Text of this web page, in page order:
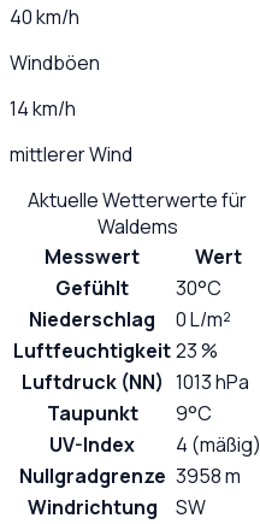
40 km/h
Windböen
14 km/h
mittlerer Wind
Aktuelle Wetterwerte für
Waldems
Messwert
Wert
Gefühlt
30°C
Niederschlag
0 L/m²
Luftfeuchtigkeit23 %
Luftdruck (NN) 1013 hPa
Taupunkt
9°C
UV-Index
4 (mäßig)
Nullgradgrenze 3958 m
Windrichtung
SW